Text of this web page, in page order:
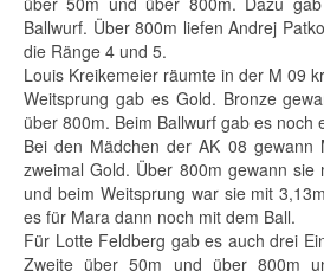
Ballwurf. Über 800m liefen Andrej
die Ränge 4 und 5.
Louis Kreikemeier räumte in der M 09
Weitsprung gab es Gold. Bronze
über 800m. Beim Ballwurf gab es noch
Bei den Mädchen der AK 08 gewann
zweimal Gold. Über 800m gewann sie
und beim Weitsprung war sie mit
es für Mara dann noch mit dem Ball.
Für Lotte Feldberg gab es auch drei
Zweite über 50m und über 800m